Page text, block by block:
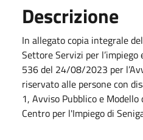
Descrizione
In allegato copia integrale
Settore Servizi per
536 del 24/08/2023 per
riservato alle persone con
1, Avviso Pubblico e
Centro per l'Impiego di